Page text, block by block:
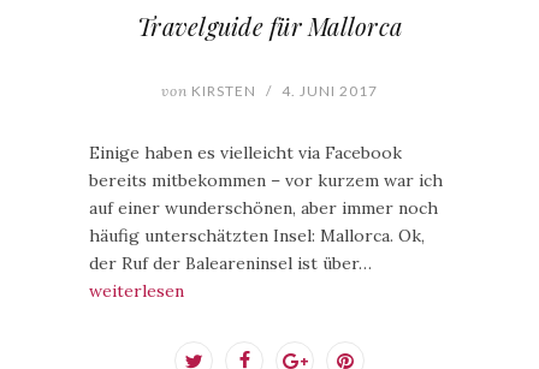
Travelguide für Mallorca
von KIRSTEN / 4. JUNI 2017
Einige haben es vielleicht via Facebook
bereits mitbekommen – vor kurzem war ich
auf einer wunderschönen, aber immer noch
häufig unterschätzten Insel: Mallorca. Ok,
der Ruf der Baleareninsel ist über…
weiterlesen